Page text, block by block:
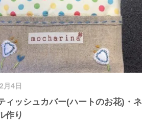
月4日
ィッシュカバー(ハートのお花)・ネ
作り